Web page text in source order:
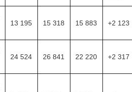
13 195 15 318 15 883 +2 123
24 524 26 841 22 220 +2 317